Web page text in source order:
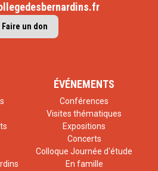
Faire un don
ÉVÉNEMENTS
Conférences
Visites thématiques
Expositions
Concerts
Colloque Journée d'étude
En famille